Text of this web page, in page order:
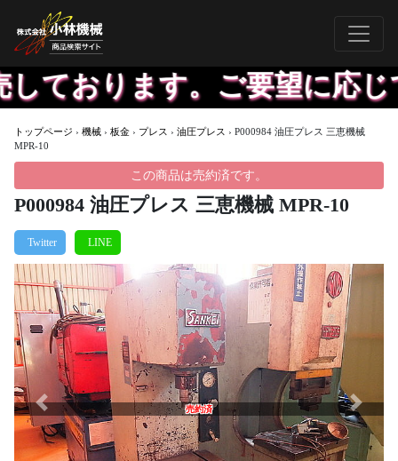
ります。ご要望に応じて
トップページ › 機械 › 板金 › プレス › 油圧プレス › P000984 油圧プレス 三恵機械
MPR-10
この商品は売約済です。
P000984 油圧プレス 三恵機械 MPR-10
売約済
Previous Next